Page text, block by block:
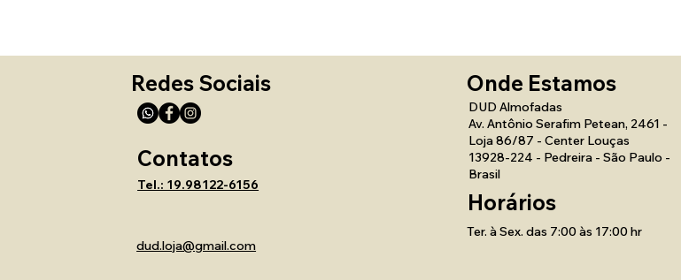
Redes Sociais
Contatos
Tel.: 19.98122-6156
dud.loja@gmail.com
DUD Almofadas
Av. Antônio Serafim Petean, 2461 -
Loja 86/87 - Center Louças
13928-224 - Pedreira - São Paulo -
Brasil
Onde Estamos
Horários
Ter. à Sex. das 7:00 às 17:00 hr